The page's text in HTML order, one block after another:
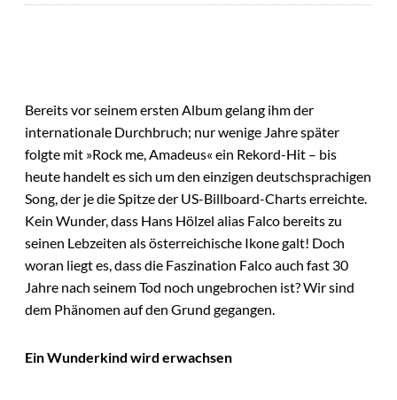
Bereits vor seinem ersten Album gelang ihm der
internationale Durchbruch; nur wenige Jahre später
folgte mit »Rock me, Amadeus« ein Rekord-Hit – bis
heute handelt es sich um den einzigen deutschsprachigen
Song, der je die Spitze der US-Billboard-Charts erreichte.
Kein Wunder, dass Hans Hölzel alias Falco bereits zu
seinen Lebzeiten als österreichische Ikone galt! Doch
woran liegt es, dass die Faszination Falco auch fast 30
Jahre nach seinem Tod noch ungebrochen ist? Wir sind
dem Phänomen auf den Grund gegangen.
Ein Wunderkind wird erwachsen